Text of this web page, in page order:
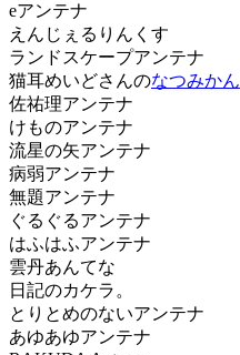
eアンテナ
えんじぇるりんくす
ランドスケープアンテナ
猫耳めいどさんのなつみかん
佐祐理アンテナ
けものアンテナ
流星の矢アンテナ
病弱アンテナ
無題アンテナ
ぐるぐるアンテナ
はふはふアンテナ
雲丹あんてな
日記のカケラ。
とりとめのないアンテナ
あゆあゆアンテナ